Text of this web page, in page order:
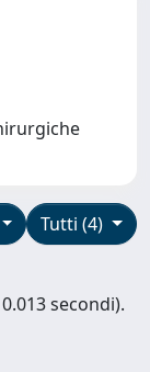
Tutti (4)
secondi).